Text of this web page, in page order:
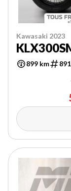
Kawasaki 2023
899 km